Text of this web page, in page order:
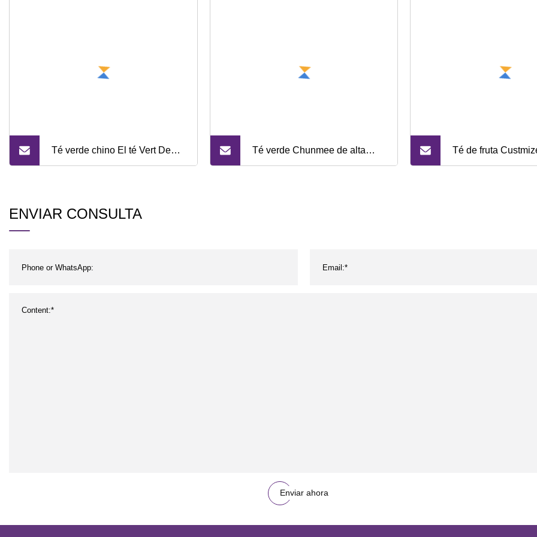
Té verde chino El té Vert De
África
Té verde Chunmee de alta Té de fruta
ENVIAR CONSULTA
Enviar ahora